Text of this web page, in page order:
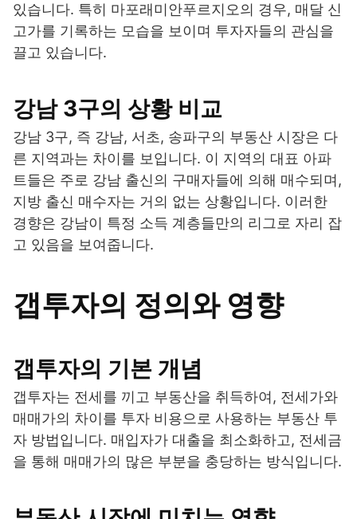
있습니다. 특히 마포래미안푸르지오의 경우, 매달 신
고가를 기록하는 모습을 보이며 투자자들의 관심을
끌고 있습니다.
강남 3구의 상황 비교
강남 3구, 즉 강남, 서초, 송파구의 부동산 시장은 다
른 지역과는 차이를 보입니다. 이 지역의 대표 아파
트들은 주로 강남 출신의 구매자들에 의해 매수되며,
지방 출신 매수자는 거의 없는 상황입니다. 이러한
경향은 강남이 특정 소득 계층들만의 리그로 자리 잡
고 있음을 보여줍니다.
갭투자의 정의와 영향
갭투자의 기본 개념
갭투자는 전세를 끼고 부동산을 취득하여, 전세가와
매매가의 차이를 투자 비용으로 사용하는 부동산 투
자 방법입니다. 매입자가 대출을 최소화하고, 전세금
을 통해 매매가의 많은 부분을 충당하는 방식입니다.